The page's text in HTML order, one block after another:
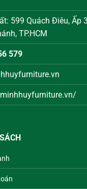
599 Quách Điêu, Ấp
TP.HCM
579